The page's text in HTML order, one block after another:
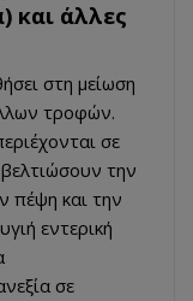
και άλλες
στη μείωση
τροφών.
σε
την
πέψη και την
εντερική
σε